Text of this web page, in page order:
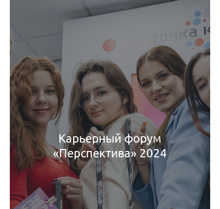
Карьерный форум
«Перспектива» 2024